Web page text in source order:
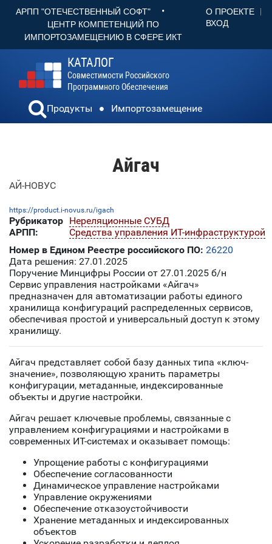
АРПП "ОТЕЧЕСТВЕННЫЙ СОФТ" •
ЦЕНТР КОМПЕТЕНЦИЙ ПО
ИМПОРТОЗАМЕЩЕНИЮ В СФЕРЕ ИКТ
О ПРОЕКТЕ
ВХОД
КАТАЛОГ
Совместимости Российского
Программного Обеспечения
Продукты Импортозамещение
Айгач
АЙ-НОВУС
https://product.i-novus.ru/igach
Рубрикатор
АРПП:
Нереляционные СУБД
Средства управления ИТ-инфраструктурой
Номер в Едином Реестре российского ПО: 26220
Дата решения: 27.01.2025
Поручение Минцифры России от 27.01.2025 б/н
Сервис управления настройками «Айгач»
предназначен для автоматизации работы единого
хранилища конфигураций распределенных сервисов,
обеспечивая простой и универсальный доступ к этому
хранилищу.
Айгач представляет собой базу данных типа «ключ-
значение», позволяющую хранить параметры
конфигурации, метаданные, индексированные
объекты и другие настройки.
Айгач решает ключевые проблемы, связанные с
управлением конфигурациями и настройками в
современных ИТ-системах и оказывает помощь:
Упрощение работы с конфигурациями
Обеспечение согласованности
Динамическое управление настройками
Управление окружениями
Обеспечение отказоустойчивости
Хранение метаданных и индексированных
объектов